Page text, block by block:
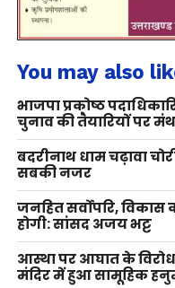
You may also
भाजपा प्रकोष्ठ
चुनाव की तैयारियों पर
बदरीनाथ धाम चढ़ावा
सबकी नजर
जनहित सर्वोपरि, विकास
होगी: सांसद अजय भट्ट
आस्था पर आघात के
मंदिर में हुआ सामूहिक